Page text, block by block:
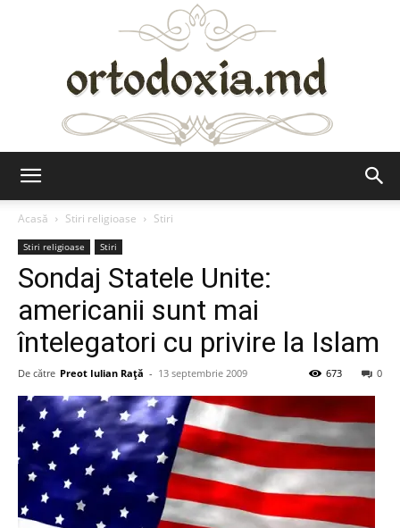
Acasă
Stiri religioase Stiri
Stiri religioase Stiri
Sondaj Statele Unite:
americanii sunt mai
întelegatori cu privire la Islam
De către Preot Iulian Raţă - 13 septembrie 2009 0
673